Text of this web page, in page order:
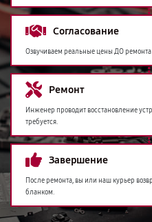
Согласование
Озвучиваем реальные цены ДО ремонта
Ремонт
Инженер проводит восстановление
требуется.
Завершение
После ремонта, вы или наш курьер
бланком.